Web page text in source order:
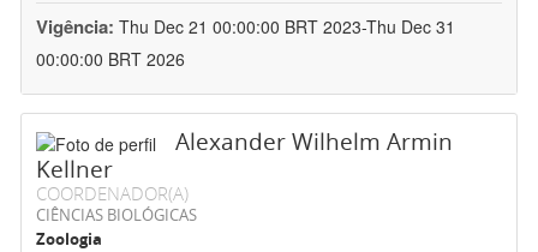
Vigência: Thu Dec 21 00:00:00 BRT 2023-Thu Dec 31
00:00:00 BRT 2026
Alexander Wilhelm Armin
Kellner
COORDENADOR(A)
CIÊNCIAS BIOLÓGICAS
Zoologia